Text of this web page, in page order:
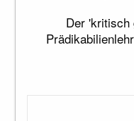
Der 'kritisch